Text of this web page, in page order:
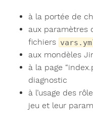
à la portée de
aux paramètres
fichiers
aux mondèles
à la page
diagnostic
à l’usage des
jeu et leur